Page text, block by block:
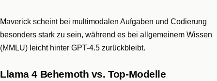
Maverick scheint bei multimodalen Aufgaben und Codierung
besonders stark zu sein, während es bei allgemeinem Wissen
(MMLU) leicht hinter GPT-4.5 zurückbleibt.
Llama 4 Behemoth vs. Top-Modelle